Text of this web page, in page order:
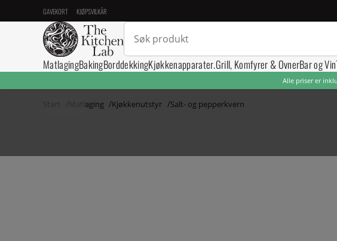
GAVEKORT KJØPSVILKÅR
MatlagingBakingBorddekkingKjøkkenapparater.Grill, Komfyrer & OvnerBar og Vin
Alle priser er
Start Matlaging Kjøkkenutstyr Salt- og pepperkvern